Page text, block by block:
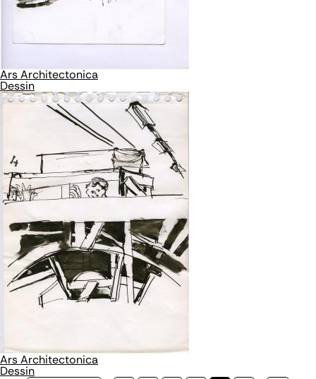
Ars Architectonica
Dessin
Ars Architectonica
Dessin